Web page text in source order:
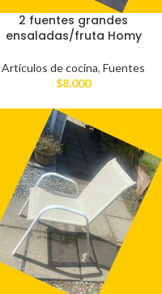
2 fuentes grandes
ensaladas/fruta Homy
Artículos de cocina, Fuentes
$8.000